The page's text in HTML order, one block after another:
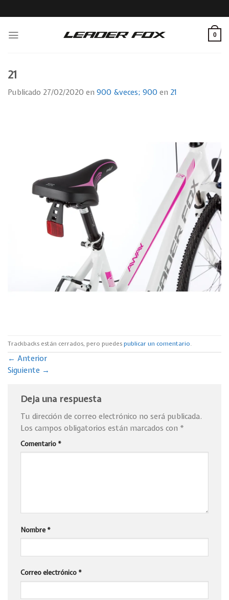
to
0
21
Publicado 27/02/2020 en 900 &veces; 900 en 21
Trackbacks están cerrados, pero puedespublicar un comentario.
← Anterior
Siguiente →
Deja una respuesta
Tu dirección de correo electrónico no será publicada.
Los campos obligatorios están marcados con *
Comentario *
Nombre *
Correo electrónico *